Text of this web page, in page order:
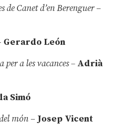
de Canet d’en Berenguer–
Gerardo León
per a les vacances –Adrià
Simó
món – Josep Vicent